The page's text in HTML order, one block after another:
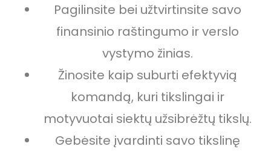
Pagilinsite bei užtvirtinsite savo
finansinio raštingumo ir verslo
vystymo žinias.
Žinosite kaip suburti efektyvią
komandą, kuri tikslingai ir
motyvuotai siektų užsibrėžtų tikslų.
Gebėsite įvardinti savo tikslinę